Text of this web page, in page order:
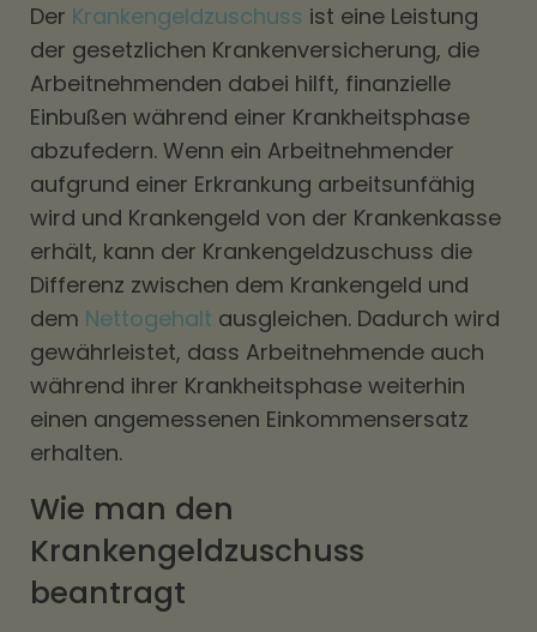
Der Krankengeldzuschuss ist eine Leistung
der gesetzlichen Krankenversicherung, die
Arbeitnehmenden dabei hilft, finanzielle
Einbußen während einer Krankheitsphase
abzufedern. Wenn ein Arbeitnehmender
aufgrund einer Erkrankung arbeitsunfähig
wird und Krankengeld von der Krankenkasse
erhält, kann der Krankengeldzuschuss die
Differenz zwischen dem Krankengeld und
dem Nettogehalt ausgleichen. Dadurch wird
gewährleistet, dass Arbeitnehmende auch
während ihrer Krankheitsphase weiterhin
einen angemessenen Einkommensersatz
erhalten.
Wie man den
Krankengeldzuschuss
beantragt